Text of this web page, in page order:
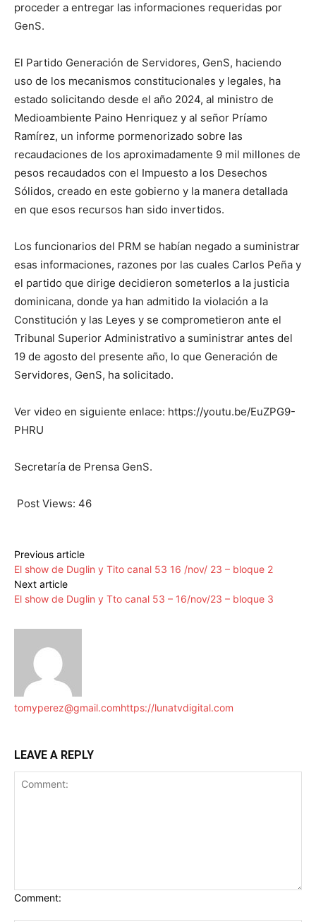
proceder a entregar las informaciones requeridas por
GenS.
El Partido Generación de Servidores, GenS, haciendo
uso de los mecanismos constitucionales y legales, ha
estado solicitando desde el año 2024, al ministro de
Medioambiente Paino Henriquez y al señor Príamo
Ramírez, un informe pormenorizado sobre las
recaudaciones de los aproximadamente 9 mil millones de
pesos recaudados con el Impuesto a los Desechos
Sólidos, creado en este gobierno y la manera detallada
en que esos recursos han sido invertidos.
Los funcionarios del PRM se habían negado a suministrar
esas informaciones, razones por las cuales Carlos Peña y
el partido que dirige decidieron someterlos a la justicia
dominicana, donde ya han admitido la violación a la
Constitución y las Leyes y se comprometieron ante el
Tribunal Superior Administrativo a suministrar antes del
19 de agosto del presente año, lo que Generación de
Servidores, GenS, ha solicitado.
Ver video en siguiente enlace: https://youtu.be/EuZPG9-
PHRU
Secretaría de Prensa GenS.
Post Views: 46
Previous article
El show de Duglin y Tito canal 53 16 /nov/ 23 – bloque 2
Next article
El show de Duglin y Tto canal 53 – 16/nov/23 – bloque 3
tomyperez@gmail.comhttps://lunatvdigital.com
LEAVE A REPLY
Comment: